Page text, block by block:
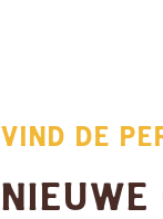
VIND DE